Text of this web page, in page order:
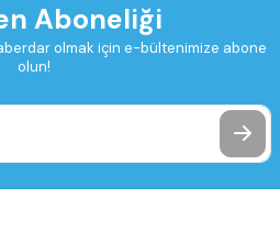
Aboneliği
olmak için e-bültenimize abone
olun!